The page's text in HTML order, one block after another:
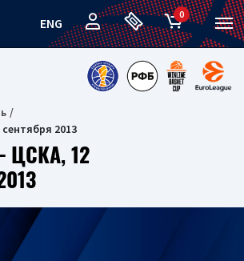
ENG
0
2013
12